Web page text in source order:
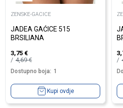
ZENSKE-GACICE
JADEA GAĆICE 515
BRSILIANA
3,75 €
4,69€
Dostupno boja: 1
Kupi ovdje